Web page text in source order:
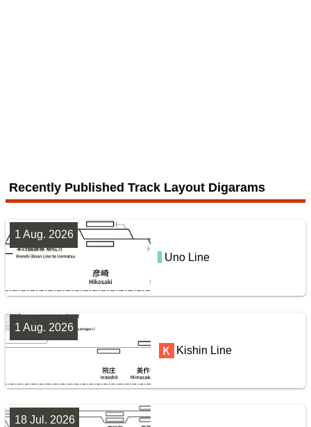
Sōbu Line
Jōban Line (Ueno - Iwaki)
7
8
鹿島・衣浦・水島臨海鉄道配線略図
楽天市場
Recently Published Track Layout Digarams
Uno Line
1 Aug. 2026
Kishin Line
1 Aug. 2026
18 Jul. 2026